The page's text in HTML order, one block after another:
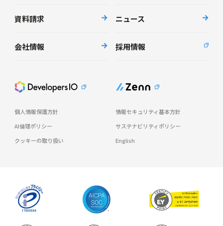
資料請求 ニュース
会社情報 採用情報
個人情報保護方針
情報セキュリティ基本方針
AI倫理ポリシー
サステナビリティポリシー
クッキーの取り扱い
English